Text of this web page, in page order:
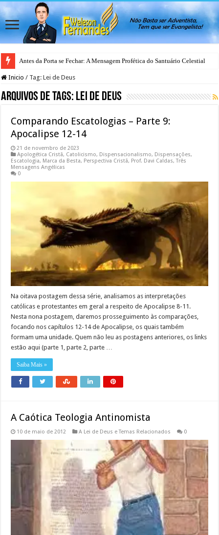
Antes da Porta se Fechar: A Mensagem Profética do Santuário Celestial
Inicio / Tag:Lei de Deus
Arquivos de Tags: Lei de Deus
Comparando Escatologias – Parte 9:
Apocalipse 12-14
21 de novembro de 2023
Apologética Cristã, Catolicismo, Dispensacionalismo, Dispensações,
Escatologia, Marca da Besta, Perspectiva Cristã, Prof. Davi Caldas,Três
Mensagens Angélicas
0
Na oitava postagem dessa série, analisamos as interpretações
católicas e protestantes em geral a respeito de Apocalipse 8-11.
Nesta nona postagem, daremos prosseguimento às comparações,
focando nos capítulos 12-14 de Apocalipse, os quais também
formam uma unidade. Quem não leu as postagens anteriores, os links
estão aqui (parte 1, parte 2, parte …
Saiba Mais »
A Caótica Teologia Antinomista
10 de maio de 2012 A Lei de Deus e Temas Relacionados 0